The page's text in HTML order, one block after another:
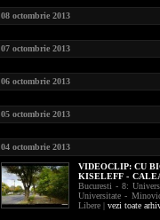
08 octombrie 2013
07 octombrie 2013
06 octombrie 2013
05 octombrie 2013
04 octombrie 2013
VIDEOCLIP: CU
KISELEFF -
Bucuresti - 8:
Universitate -
Libere | vezi toate